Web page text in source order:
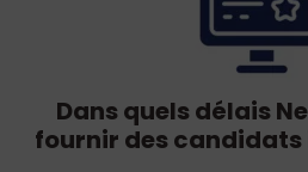
Dans quels délais
fournir des